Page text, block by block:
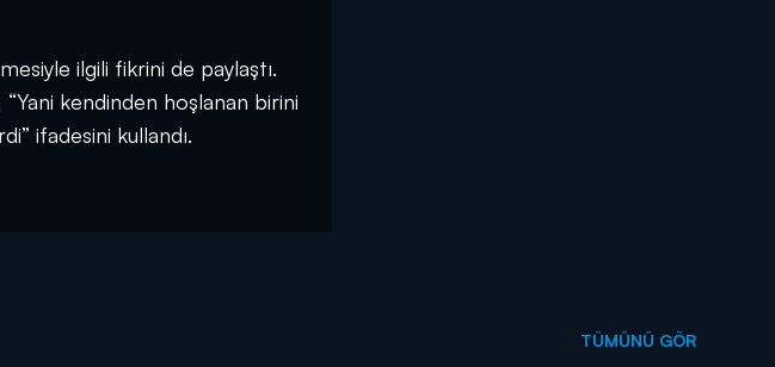
ilgili fikrini de paylaştı.
kendinden hoşlanan birini
ifadesini kullandı.
TÜMÜNÜ GÖR